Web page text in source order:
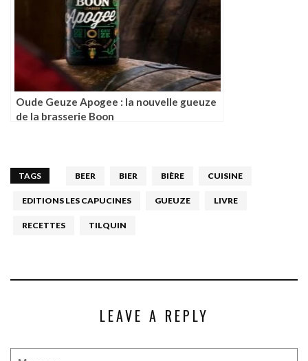
Oude Geuze Apogee : la nouvelle gueuze
de la brasserie Boon
TAGS BEER BIER BIÈRE CUISINE
EDITIONS LES CAPUCINES GUEUZE LIVRE
RECETTES TILQUIN
LEAVE A REPLY